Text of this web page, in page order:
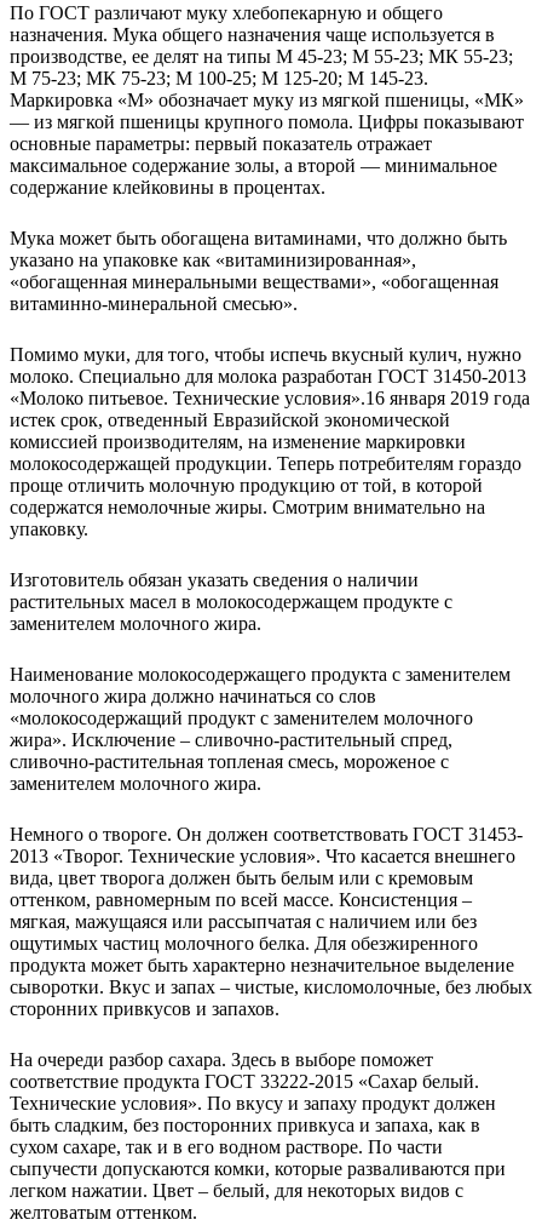
По ГОСТ различают муку хлебопекарную и общего
назначения. Мука общего назначения чаще используется в
производстве, ее делят на типы М 45-23; М 55-23; МК 55-23;
М 75-23; МК 75-23; М 100-25; М 125-20; М 145-23.
Маркировка «М» обозначает муку из мягкой пшеницы, «МК»
— из мягкой пшеницы крупного помола. Цифры показывают
основные параметры: первый показатель отражает
максимальное содержание золы, а второй — минимальное
содержание клейковины в процентах.
Мука может быть обогащена витаминами, что должно быть
указано на упаковке как «витаминизированная»,
«обогащенная минеральными веществами», «обогащенная
витаминно-минеральной смесью».
Помимо муки, для того, чтобы испечь вкусный кулич, нужно
молоко. Специально для молока разработан ГОСТ 31450-2013
«Молоко питьевое. Технические условия».16 января 2019 года
истек срок, отведенный Евразийской экономической
комиссией производителям, на изменение маркировки
молокосодержащей продукции. Теперь потребителям гораздо
проще отличить молочную продукцию от той, в которой
содержатся немолочные жиры. Смотрим внимательно на
упаковку.
Изготовитель обязан указать сведения о наличии
растительных масел в молокосодержащем продукте с
заменителем молочного жира.
Наименование молокосодержащего продукта с заменителем
молочного жира должно начинаться со слов
«молокосодержащий продукт с заменителем молочного
жира». Исключение – сливочно-растительный спред,
сливочно-растительная топленая смесь, мороженое с
заменителем молочного жира.
Немного о твороге. Он должен соответствовать ГОСТ 31453-
2013 «Творог. Технические условия». Что касается внешнего
вида, цвет творога должен быть белым или с кремовым
оттенком, равномерным по всей массе. Консистенция –
мягкая, мажущаяся или рассыпчатая с наличием или без
ощутимых частиц молочного белка. Для обезжиренного
продукта может быть характерно незначительное выделение
сыворотки. Вкус и запах – чистые, кисломолочные, без любых
сторонних привкусов и запахов.
На очереди разбор сахара. Здесь в выборе поможет
соответствие продукта ГОСТ 33222-2015 «Сахар белый.
Технические условия». По вкусу и запаху продукт должен
быть сладким, без посторонних привкуса и запаха, как в
сухом сахаре, так и в его водном растворе. По части
сыпучести допускаются комки, которые разваливаются при
легком нажатии. Цвет – белый, для некоторых видов с
желтоватым оттенком.